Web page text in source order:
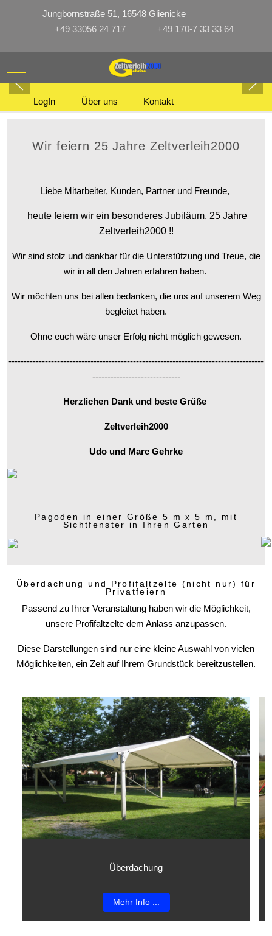
Jungbornstraße 51, 16548 Glienicke
+49 33056 24 717
+49 170-7 33 33 64
Mobile Menu Toggle
LogIn Über uns Kontakt
Wir feiern 25 Jahre Zeltverleih2000
Liebe Mitarbeiter, Kunden, Partner und Freunde,
heute feiern wir ein besonderes Jubiläum, 25 Jahre
Zeltverleih2000 !!
Wir sind stolz und dankbar für die Unterstützung und Treue, die
wir in all den Jahren erfahren haben.
Wir möchten uns bei allen bedanken, die uns auf unserem Weg
begleitet haben.
Ohne euch wäre unser Erfolg nicht möglich gewesen.
------------------------------------------------------------------------------------
-----------------------------
Herzlichen Dank und beste Grüße
Zeltverleih2000
Udo und Marc Gehrke
Pagoden in einer Größe 5 m x 5 m, mit
Sichtfenster in Ihren Garten
Überdachung und Profifaltzelte (nicht nur) für
Privatfeiern
Passend zu Ihrer Veranstaltung haben wir die Möglichkeit,
unsere Profifaltzelte dem Anlass anzupassen.
Diese Darstellungen sind nur eine kleine Auswahl von vielen
Möglichkeiten, ein Zelt auf Ihrem Grundstück bereitzustellen.
Überdachung
Mehr Info ...